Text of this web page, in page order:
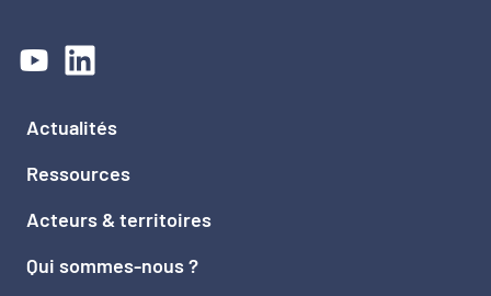
Actualités
Ressources
Acteurs & territoires
Qui sommes-nous ?